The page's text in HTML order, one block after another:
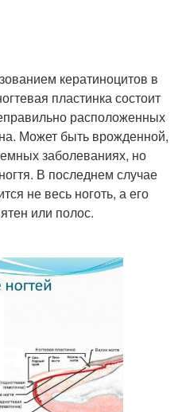
кератиноцитов в
пластинка состоит
расположенных
Может быть врожденной,
заболеваниях, но
В последнем случае
не весь ноготь, а его
или полос.